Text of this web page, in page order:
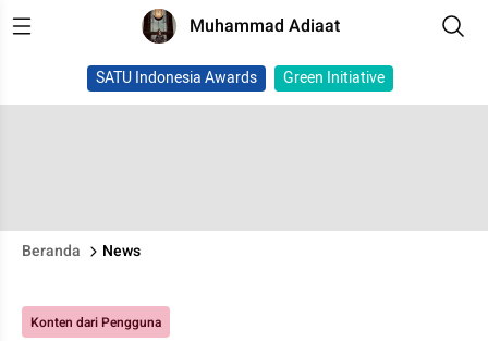
Muhammad Adiaat
SATU Indonesia Awards Green Initiative
Beranda News
Konten dari Pengguna